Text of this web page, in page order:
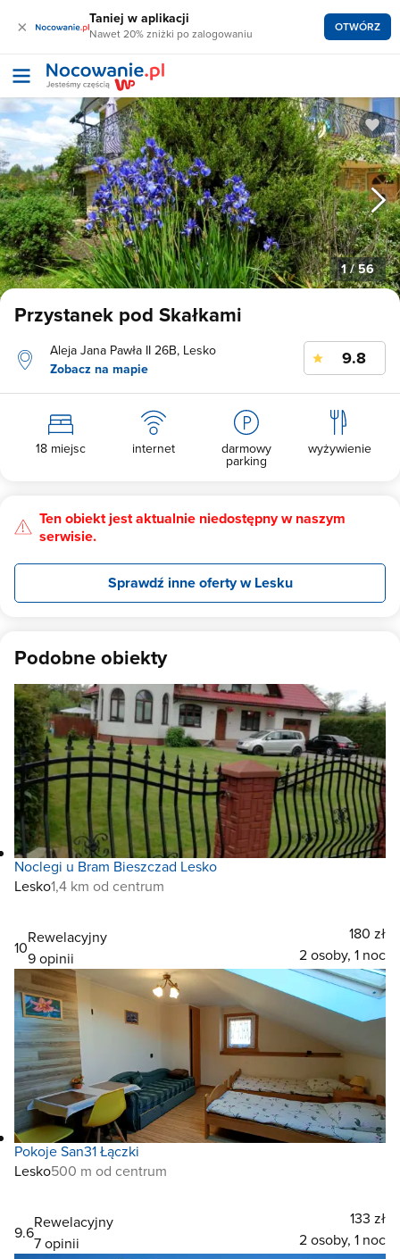
× Taniej w aplikacji
Nawet 20% zniżki po zalogowaniu OTWÓRZ
1/ 56
Przystanek pod Skałkami
Aleja Jana Pawła II 26B, Lesko
Zobacz na mapie
9.8
18 miejsc internet darmowy
parking
wyżywienie
Ten obiekt jest aktualnie niedostępny w naszym
serwisie.
Sprawdź inne oferty w Lesku
Podobne obiekty
Noclegi u Bram Bieszczad Lesko
Lesko1,4 km od centrum
10
Rewelacyjny
9 opinii
180 zł
2 osoby, 1 noc
Pokoje San31 Łączki
Lesko500 m od centrum
9.6
Rewelacyjny
7 opinii
133 zł
2 osoby, 1 noc